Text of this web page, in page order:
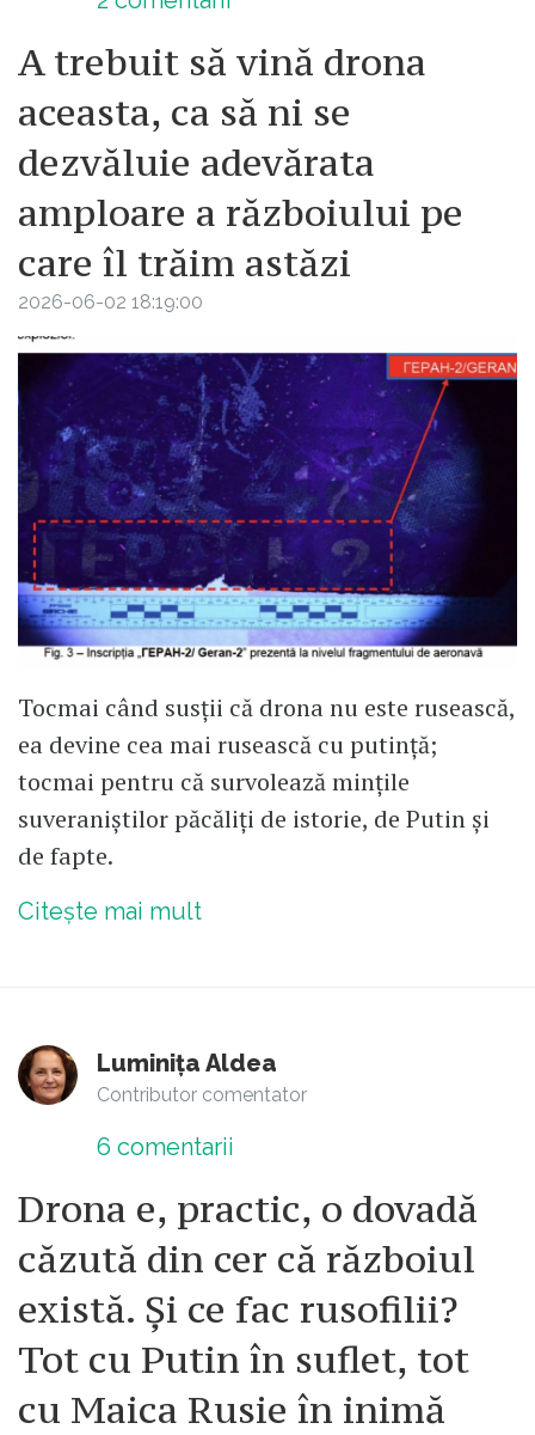
A trebuit să vină drona
aceasta, ca să ni se
dezvăluie adevărata
amploare a războiului pe
care îl trăim astăzi
2026-06-02 18:19:00
Tocmai când susții că drona nu este rusească,
ea devine cea mai rusească cu putință;
tocmai pentru că survolează mințile
suveraniștilor păcăliți de istorie, de Putin și
de fapte.
Citește mai mult
Luminița Aldea
Contributor comentator
6 comentarii
Drona e, practic, o dovadă
căzută din cer că războiul
există. Și ce fac rusofilii?
Tot cu Putin în suflet, tot
cu Maica Rusie în inimă